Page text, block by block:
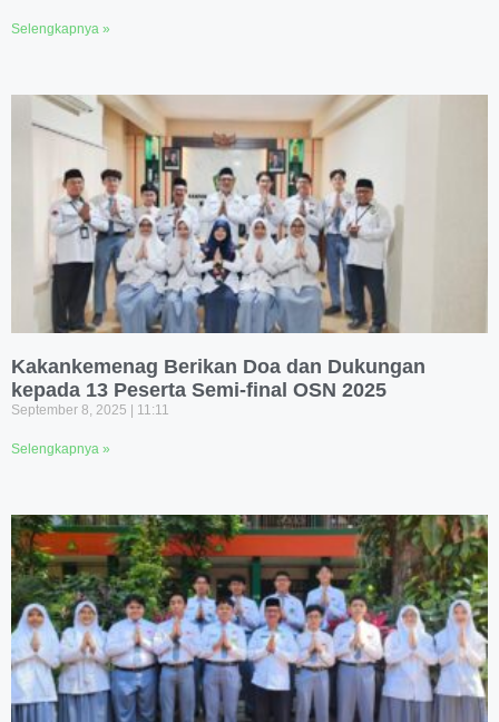
Selengkapnya »
Kakankemenag Berikan Doa dan Dukungan
kepada 13 Peserta Semi-final OSN 2025
September 8, 2025 11:11
Selengkapnya »